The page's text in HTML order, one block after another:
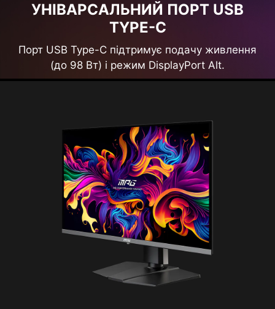
УНІВАРСАЛЬНИЙ ПОРТ USB
TYPE-C
Порт USB Type-C підтримує подачу живлення
(до 98 Вт) і режим DisplayPort Alt.
Діагональ26.5"
Тип матриціQD-OLED
Співвідношення сторін16:9
Роздільна здатність3840 x 2160 (UHD)
Частота оновлення
240 Гц